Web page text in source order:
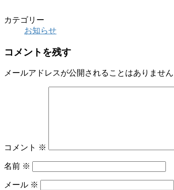
カテゴリー
お知らせ
コメントを残す
メールアドレスが公開されることはありません
コメント ※
名前 ※
メール ※